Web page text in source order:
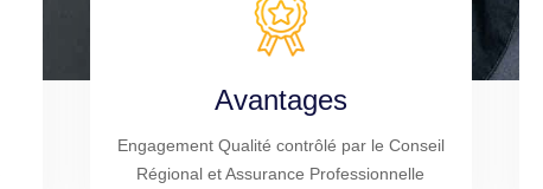
Avantages
Engagement Qualité contrôlé par le Conseil
Régional et Assurance Professionnelle